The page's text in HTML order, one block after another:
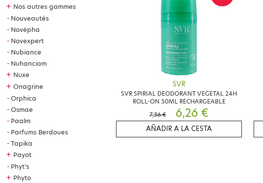
+ Nos autres gammes
Nouveautés
Novépha
Novexpert
Nubiance
Nuhanciam
+ Nuxe
+ Onagrine
Orphica
Osmae
Paalm
Parfums Berdoues
Tapika
+ Payot
Phyt's
+ Phyto
SVR
SVR SPIRIAL DEODORANT VEGETAL 24H
ROLL-ON 50ML RECHARGEABLE
7,36 €
6,26 €
AÑADIR A LA CESTA